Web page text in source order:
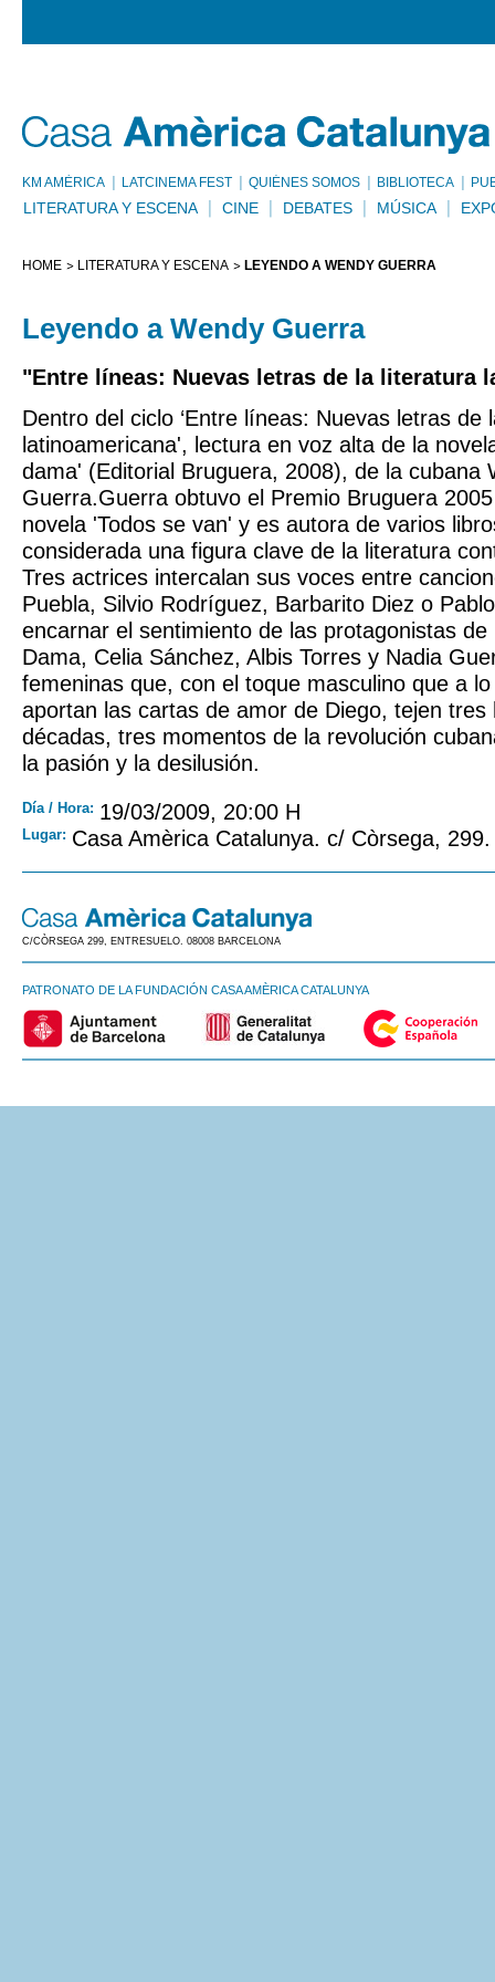
KM AMÈRICA LATCINEMA FEST QUIÉNES SOMOS BIBLIOTECA
LITERATURA Y ESCENA CINE DEBATES MÚSICA
HOME LITERATURA Y ESCENA LEYENDO A WENDY GUERRA
Leyendo a Wendy Guerra
"Entre líneas: Nuevas letras de la literatura
Dentro del ciclo ‘Entre líneas: Nuevas letras de
latinoamericana', lectura en voz alta de la
dama' (Editorial Bruguera, 2008), de la cubana
Guerra.Guerra obtuvo el Premio Bruguera
novela 'Todos se van' y es autora de varios
considerada una figura clave de la literatura
Tres actrices intercalan sus voces entre
Puebla, Silvio Rodríguez, Barbarito Diez o
encarnar el sentimiento de las protagonistas
Dama, Celia Sánchez, Albis Torres y Nadia
femeninas que, con el toque masculino que a
aportan las cartas de amor de Diego, tejen tres
décadas, tres momentos de la revolución
la pasión y la desilusión.
Día / Hora: 19/03/2009, 20:00 H
Lugar: Casa Amèrica Catalunya. c/ Còrsega,
C/CÒRSEGA 299, ENTRESUELO. 08008 BARCELONA
PATRONATO DE LA FUNDACIÓN CASA AMÈRICA CATALUNYA